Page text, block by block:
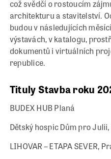
což svědčí o rostoucím
architekturu a stavitelství.
budou v následujících
výstavách, v katalogu,
dokumentů i virtuálních
republice.
Tituly Stavba roku
BUDEX HUB Planá
Dětský hospic Dům pro
LIHOVAR – ETAPA SEVER,